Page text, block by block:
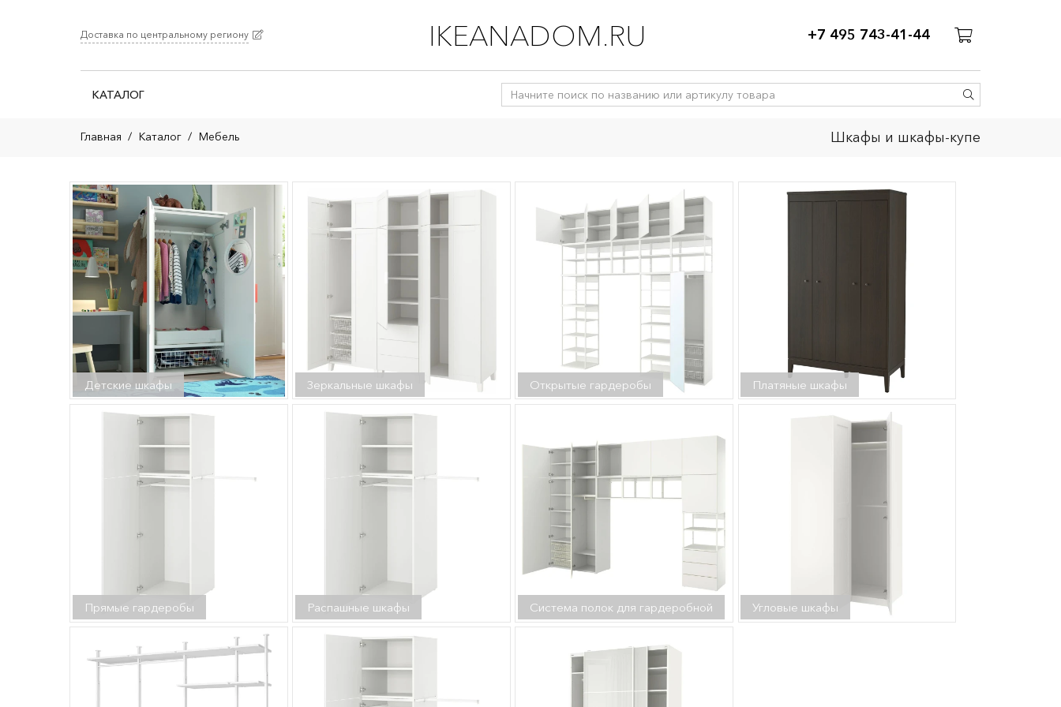
Доставка по центральному региону IKEANADOM.RU +7 495 743-41-44
КАТАЛОГ
Главная / Каталог / Мебель Шкафы и шкафы-купе
Детские шкафы Зеркальные шкафы Открытые гардеробы Платяные шкафы
Прямые гардеробы Распашные шкафы Система полок для гардеробной Угловые шкафы